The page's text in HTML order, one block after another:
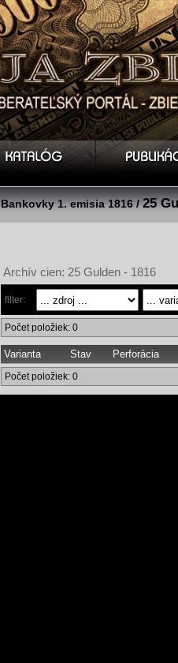
Bankovky 1. emisia 1816 /25
Archív cien: 25 Gulden - 1816
filter:
Počet položiek: 0
Varianta Stav Perforácia
Počet položiek: 0